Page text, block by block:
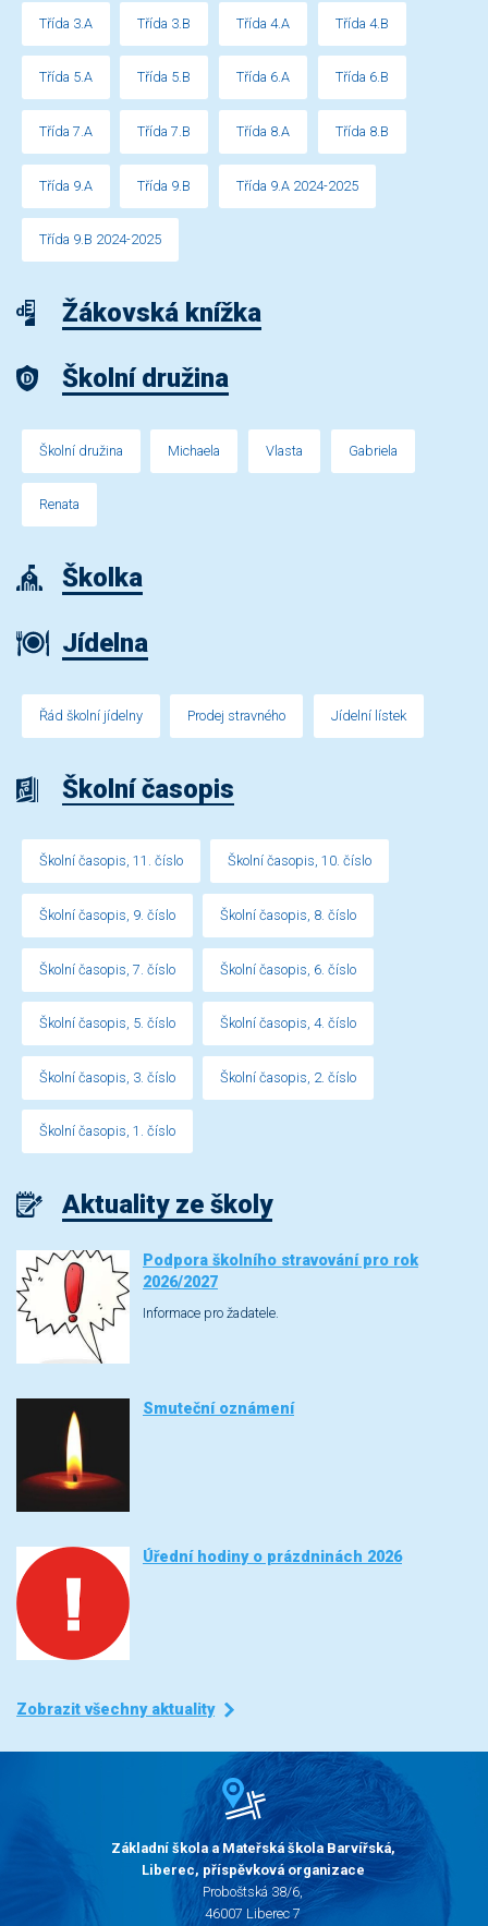
Třída 3.A Třída 3.B Třída 4.A Třída 4.B
Třída 5.A Třída 5.B Třída 6.A Třída 6.B
Třída 7.A Třída 7.B Třída 8.A Třída 8.B
Třída 9.A Třída 9.B Třída 9.A 2024-2025
Třída 9.B 2024-2025
Žákovská knížka
Školní družina
Školní družina Michaela Vlasta Gabriela
Renata
Školka
Jídelna
Řád školní jídelny Prodej stravného Jídelní lístek
Školní časopis
Školní časopis, 11. číslo Školní časopis, 10. číslo
Školní časopis, 9. číslo Školní časopis, 8. číslo
Školní časopis, 7. číslo Školní časopis, 6. číslo
Školní časopis, 5. číslo Školní časopis, 4. číslo
Školní časopis, 3. číslo Školní časopis, 2. číslo
Školní časopis, 1. číslo
Aktuality ze školy
Podpora školního stravování pro rok
2026/2027
Informace pro žadatele.
Smuteční oznámení
Úřední hodiny o prázdninách 2026
Zobrazit všechny aktuality
Základní škola a Mateřská škola Barvířská,
Liberec, příspěvková organizace
Proboštská 38/6,
46007 Liberec 7